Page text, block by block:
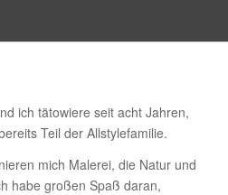
ich tätowiere seit acht Jahren,
Teil der Allstylefamilie.
mich Malerei, die Natur und
habe großen Spaß daran,